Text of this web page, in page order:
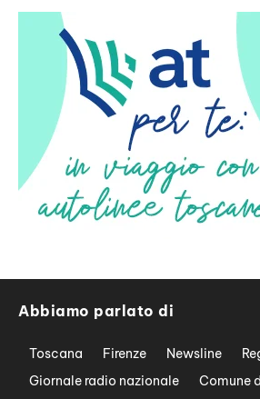
Abbiamo parlato di
Toscana Firenze Newsline
Giornale radio nazionale
Comune